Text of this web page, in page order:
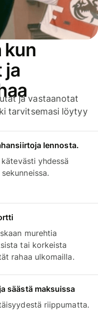
kun
ja
ja vastaanotat
tarvitsemasi löytyy
lennosta.
yhdessä
murehtia
tai korkeista
rahaa ulkomailla.
säästä maksuissa
riippumatta.